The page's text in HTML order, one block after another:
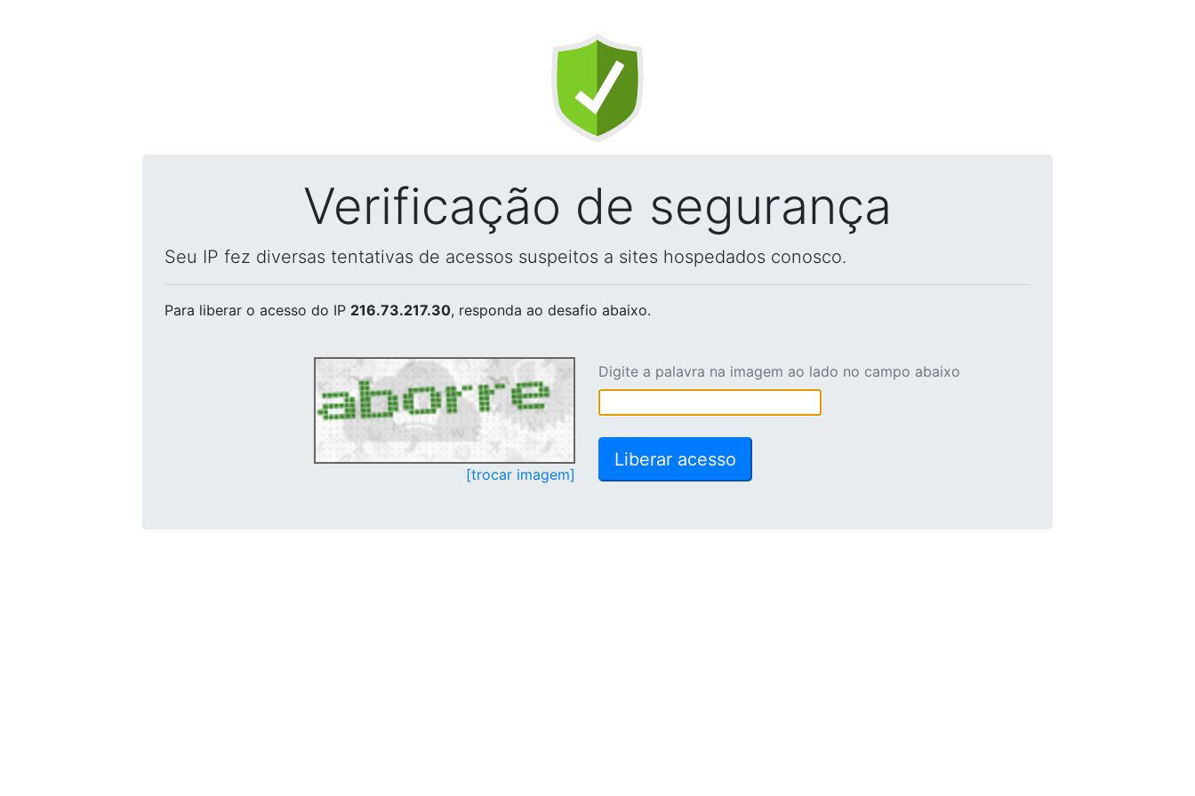
Verificação de segurança
Seu IP fez diversas tentativas de acessos suspeitos a sites hospedados conosco.
Para liberar o acesso do IP 216.73.217.30, responda ao desafio abaixo.
[trocar imagem]
Digite a palavra na imagem ao lado no campo abaixo